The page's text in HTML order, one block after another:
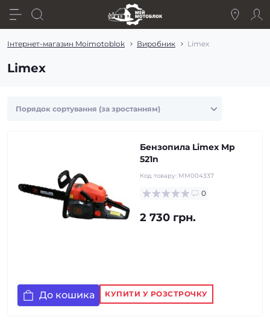
Інтернет-магазин Moimotoblok Виробник Limex
Limex
Бензопила Limex Mp
521n
Код товару: MM004337
0
2 730 грн.
До кошика КУПИТИ У РОЗСТРОЧКУ